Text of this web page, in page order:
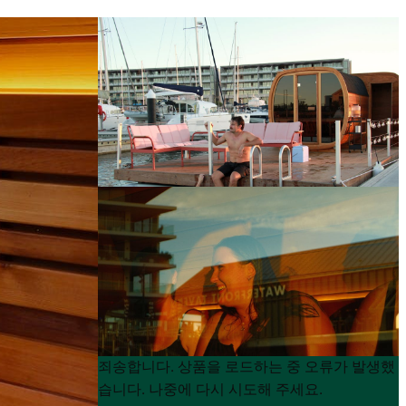
Product
List
Product
List
죄송합니다. 상품을 로드하는 중 오류가 발생했
습니다. 나중에 다시 시도해 주세요.